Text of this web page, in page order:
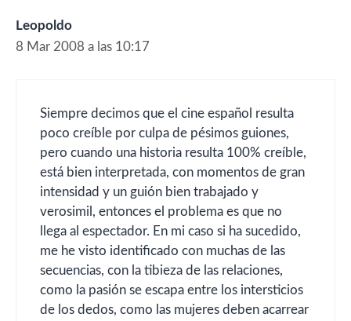
Leopoldo
8 Mar 2008 a las 10:17
Siempre decimos que el cine español resulta
poco creíble por culpa de pésimos guiones,
pero cuando una historia resulta 100% creíble,
está bien interpretada, con momentos de gran
intensidad y un guión bien trabajado y
verosimil, entonces el problema es que no
llega al espectador. En mi caso si ha sucedido,
me he visto identificado con muchas de las
secuencias, con la tibieza de las relaciones,
como la pasión se escapa entre los intersticios
de los dedos, como las mujeres deben acarrear